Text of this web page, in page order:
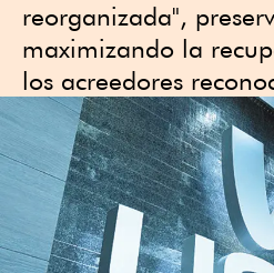
reorganizada",
maximizando la
los acreedores